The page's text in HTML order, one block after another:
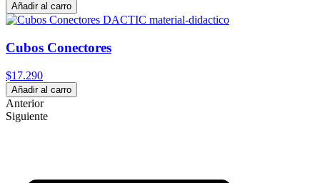
Añadir al carro
Cubos Conectores
$17.290
Añadir al carro
Anterior
Siguiente